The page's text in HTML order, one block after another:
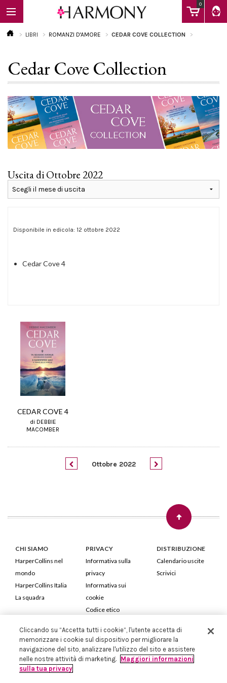
0
EBOOK
LIBRI
Calendario
FAQ
LIBRI ROMANZI D'AMORE CEDAR COVE COLLECTION
Cedar Cove Collection
Uscita di Ottobre 2022
Disponibile in edicola: 12 ottobre 2022
Cedar Cove 4
CEDAR COVE 4
di DEBBIE
MACOMBER
Ottobre 2022
CHI SIAMO
HarperCollins nel
mondo
HarperCollins Italia
La squadra
PRIVACY
Informativa sulla
privacy
Informativa sui
cookie
Codice etico
DISTRIBUZIONE
Calendario uscite
Scrivici
HarperCollins Italia S.p.A. Viale Monte Nero, 84 - 20135 Milano
Cod. Fiscale e P.IVA 05946780151 - Capitale Sociale 258.250 €
Iscritta in Milano al Registro delle imprese nr.198004 e REA nr.1051898
Cliccando su “Accetta tutti i cookie”, l'utente accetta di
memorizzare i cookie sul dispositivo per migliorare la
navigazione del sito, analizzare l'utilizzo del sito e assistere
nelle nostre attività di marketing. Maggiori informazioni
sulla tua privacy